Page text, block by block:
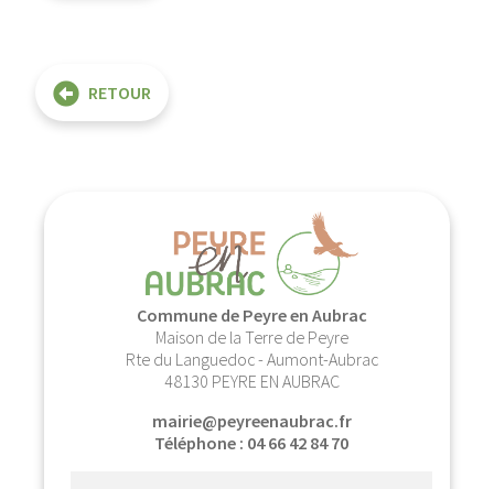
RETOUR
Commune de Peyre en Aubrac
Maison de la Terre de Peyre
Rte du Languedoc - Aumont-Aubrac
48130 PEYRE EN AUBRAC
mairie@peyreenaubrac.fr
Téléphone : 04 66 42 84 70